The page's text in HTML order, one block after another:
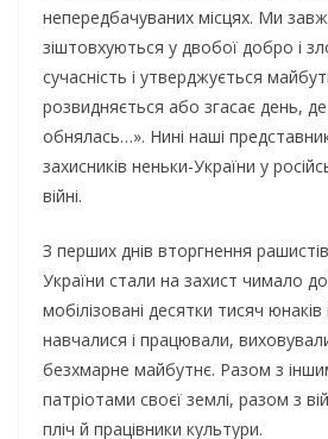
непередбачуваних місцях. Ми
зіштовхуються у двобої добро і
сучасність і утверджується
розвидняється або згасає день,
обнялась…». Нині наші
захисників неньки-України у
війні.
З перших днів вторгнення
України стали на захист чимало
мобілізовані десятки тисяч юнаків
навчалися і працювали,
безхмарне майбутнє. Разом з
патріотами своєї землі, разом з
пліч й працівники культури.